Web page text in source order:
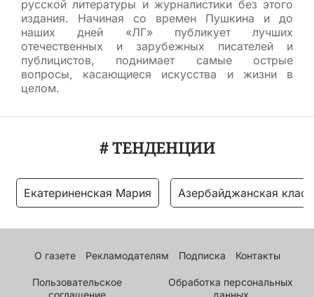
русской литературы и журналистики без этого
издания. Начиная со времен Пушкина и до
наших дней «ЛГ» публикует лучших
отечественных и зарубежных писателей и
публицистов, поднимает самые острые
вопросы, касающиеся искусства и жизни в
целом.
# ТЕНДЕНЦИИ
Екатериненская Мария Азербайджанская
О газете Рекламодателям Подписка Контакты
Пользовательское
Обработка персональных